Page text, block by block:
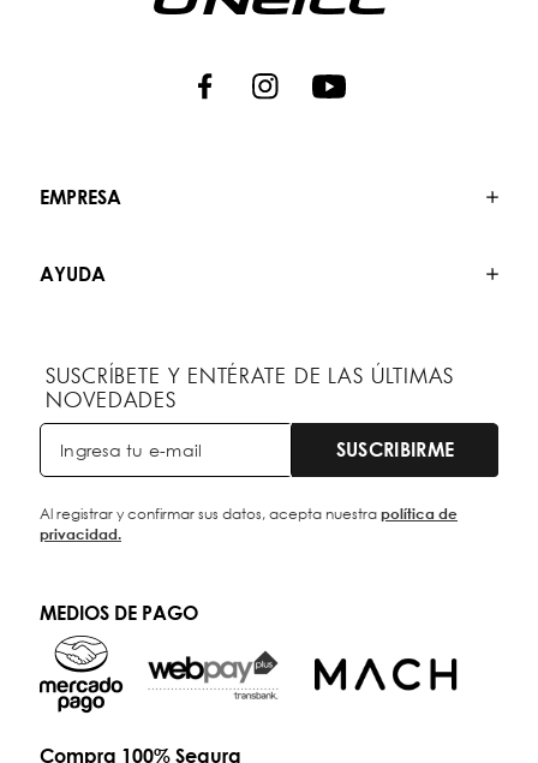
EMPRESA
AYUDA
SUSCRÍBETE Y ENTÉRATE DE LAS ÚLTIMAS
NOVEDADES
SUSCRIBIRME
Al registrar y confirmar sus datos, acepta nuestrapolítica de
privacidad.
MEDIOS DE PAGO
Compra 100% Segura